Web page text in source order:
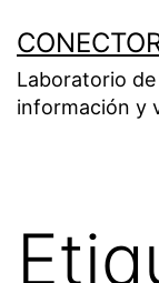
contenido
Laboratorio
información y